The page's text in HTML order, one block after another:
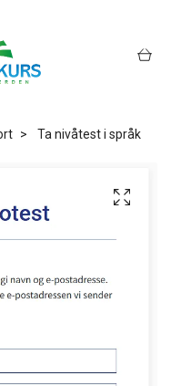
Ta nivåtest i språk